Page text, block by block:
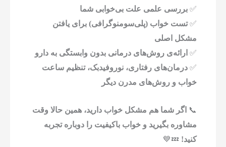
✅بررسی علمی علت بی‌خوابی شما
✅تست خواب (پلی‌سومنوگرافی) برای یافتن
مشکل اصلی
✅ ارائه‌ی روش‌های درمانی بدون وابستگی به دارو
✅درمان‌های رفتاری، نوروفیدبک، تنظیم ساعت
خواب و روش‌های مدرن دیگر
📞 اگر شما هم مشکل خواب دارید، همین حالا وقت
مشاوره بگیرید و خواب باکیفیت را دوباره تجربه
کنید! 💤💙